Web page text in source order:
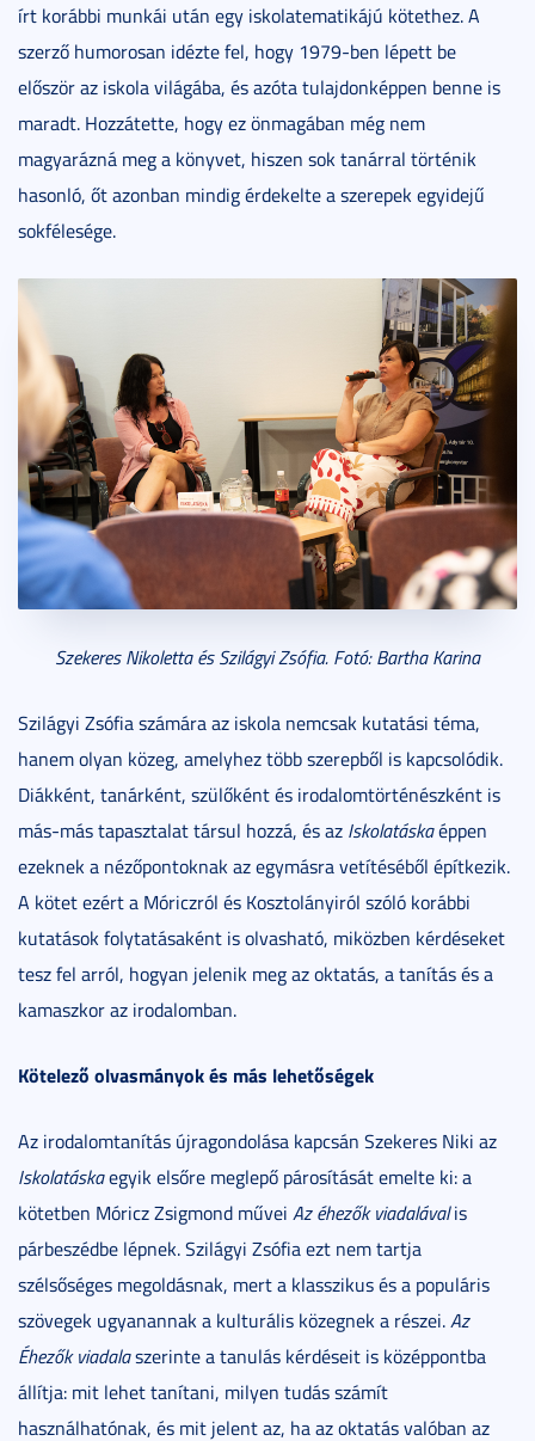
írt korábbi munkái után egy iskolatematikájú kötethez. A
szerző humorosan idézte fel, hogy 1979-ben lépett be
először az iskola világába, és azóta tulajdonképpen benne is
maradt. Hozzátette, hogy ez önmagában még nem
magyarázná meg a könyvet, hiszen sok tanárral történik
hasonló, őt azonban mindig érdekelte a szerepek egyidejű
sokfélesége.
Szekeres Nikoletta és Szilágyi Zsófia. Fotó: Bartha Karina
Szilágyi Zsófia számára az iskola nemcsak kutatási téma,
hanem olyan közeg, amelyhez több szerepből is kapcsolódik.
Diákként, tanárként, szülőként és irodalomtörténészként is
más-más tapasztalat társul hozzá, és az Iskolatáskaéppen
ezeknek a nézőpontoknak az egymásra vetítéséből építkezik.
A kötet ezért a Móriczról és Kosztolányiról szóló korábbi
kutatások folytatásaként is olvasható, miközben kérdéseket
tesz fel arról, hogyan jelenik meg az oktatás, a tanítás és a
kamaszkor az irodalomban.
Kötelező olvasmányok és más lehetőségek
Az irodalomtanítás újragondolása kapcsán Szekeres Niki az
Iskolatáskaegyik elsőre meglepő párosítását emelte ki: a
kötetben Móricz Zsigmond művei Az éhezők viadalávalis
párbeszédbe lépnek. Szilágyi Zsófia ezt nem tartja
szélsőséges megoldásnak, mert a klasszikus és a populáris
szövegek ugyanannak a kulturális közegnek a részei.Az
Éhezők viadalaszerinte a tanulás kérdéseit is középpontba
állítja: mit lehet tanítani, milyen tudás számít
használhatónak, és mit jelent az, ha az oktatás valóban az